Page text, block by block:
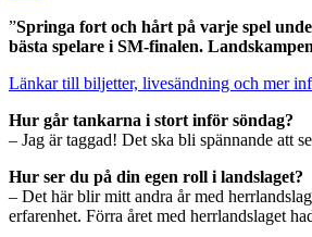
”Springa fort och hårt på varje spel
bästa spelare i SM-finalen.
Länkar till biljetter, livesändning och mer
Hur går tankarna i stort inför söndag?
– Jag är taggad! Det ska bli spännande att
Hur ser du på din egen roll i landslaget?
– Det här blir mitt andra år med
erfarenhet. Förra året med herrlandslaget